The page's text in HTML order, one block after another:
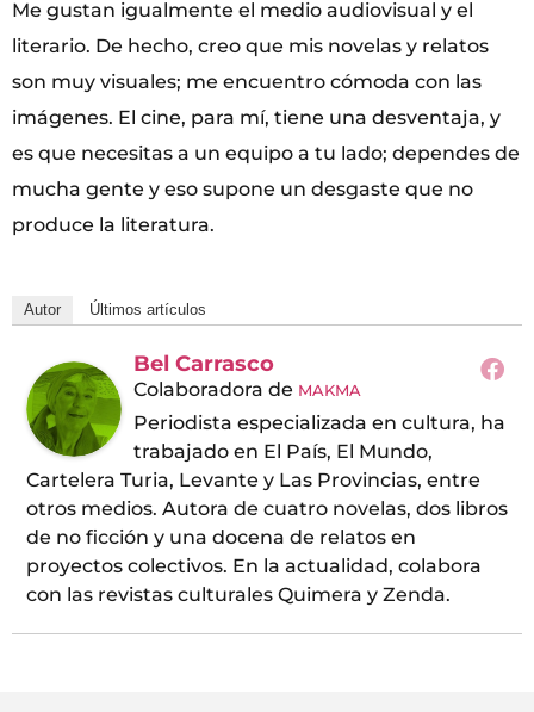
Me gustan igualmente el medio audiovisual y el
literario. De hecho, creo que mis novelas y relatos
son muy visuales; me encuentro cómoda con las
imágenes. El cine, para mí, tiene una desventaja, y
es que necesitas a un equipo a tu lado; dependes de
mucha gente y eso supone un desgaste que no
produce la literatura.
Autor Últimos artículos
Bel Carrasco
Colaboradora de MAKMA
Periodista especializada en cultura, ha
trabajado en El País, El Mundo,
Cartelera Turia, Levante y Las Provincias, entre
otros medios. Autora de cuatro novelas, dos libros
de no ficción y una docena de relatos en
proyectos colectivos. En la actualidad, colabora
con las revistas culturales Quimera y Zenda.